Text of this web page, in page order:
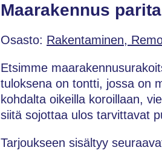
Maarakennus
Osasto: Rakentaminen,
Etsimme
tuloksena on tontti, jossa on
kohdalta oikeilla koroillaan,
siitä sojottaa ulos tarvittavat
Tarjoukseen sisältyy